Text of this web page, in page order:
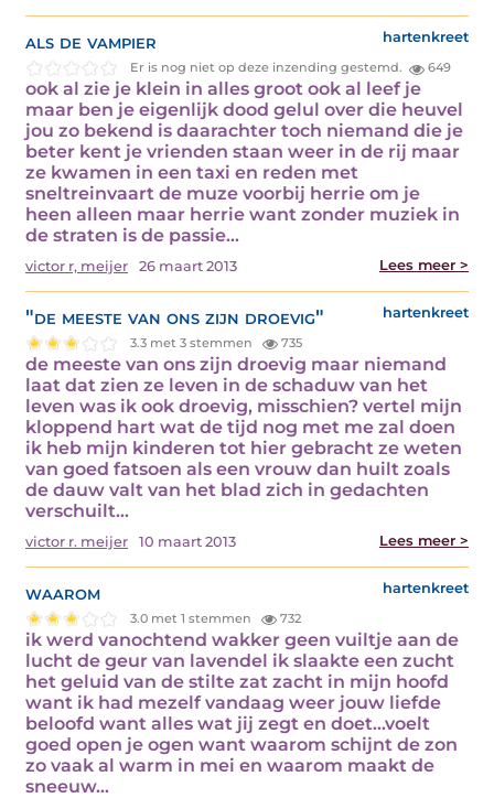
als de vampier hartenkreet
Er is nog niet op deze inzending gestemd. 649
ook al zie je klein in alles groot ook al leef je
maar ben je eigenlijk dood gelul over die heuvel
jou zo bekend is daarachter toch niemand die je
beter kent je vrienden staan weer in de rij maar
ze kwamen in een taxi en reden met
sneltreinvaart de muze voorbij herrie om je
heen alleen maar herrie want zonder muziek in
de straten is de passie…
victor r, meijer 26 maart 2013 Lees meer >
"de meeste van ons zijn droevig" hartenkreet
3.3 met 3 stemmen 735
de meeste van ons zijn droevig maar niemand
laat dat zien ze leven in de schaduw van het
leven was ik ook droevig, misschien? vertel mijn
kloppend hart wat de tijd nog met me zal doen
ik heb mijn kinderen tot hier gebracht ze weten
van goed fatsoen als een vrouw dan huilt zoals
de dauw valt van het blad zich in gedachten
verschuilt…
victor r. meijer 10 maart 2013 Lees meer >
waarom hartenkreet
3.0 met 1 stemmen 732
ik werd vanochtend wakker geen vuiltje aan de
lucht de geur van lavendel ik slaakte een zucht
het geluid van de stilte zat zacht in mijn hoofd
want ik had mezelf vandaag weer jouw liefde
beloofd want alles wat jij zegt en doet…voelt
goed open je ogen want waarom schijnt de zon
zo vaak al warm in mei en waarom maakt de
sneeuw…